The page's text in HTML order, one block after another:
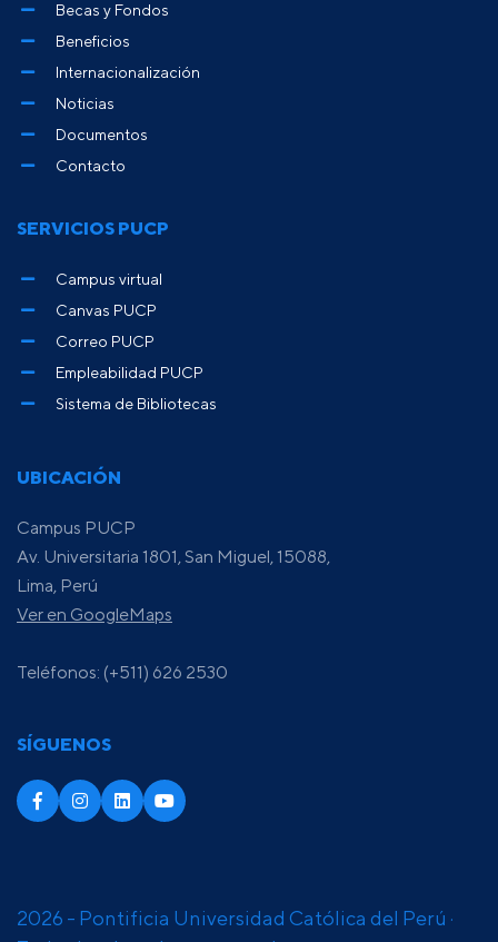
UBICACIÓN
Campus PUCP
Av. Universitaria 1801, San Miguel, 15088,
Lima, Perú
Ver en GoogleMaps
Teléfonos: (+511) 626 2530
SÍGUENOS
Becas y Fondos
Beneficios
Internacionalización
Noticias
Documentos
Contacto
SERVICIOS PUCP
Campus virtual
Canvas PUCP
Correo PUCP
Empleabilidad PUCP
Sistema de Bibliotecas
2026 - Pontificia Universidad Católica del Perú ·